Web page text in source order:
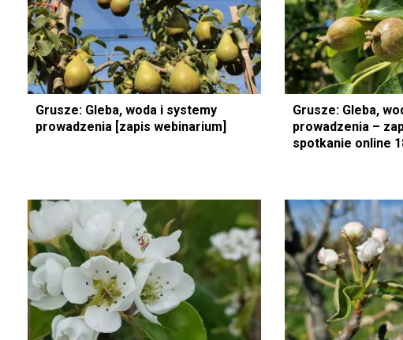
Grusze: Gleba, woda i systemy
prowadzenia [zapis webinarium]
Grusze: Gleba,
prowadzenia –
spotkanie online